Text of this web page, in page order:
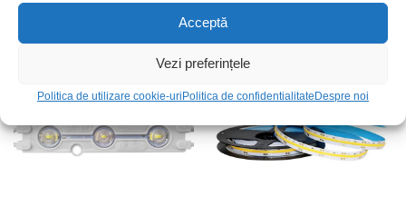
Acceptă
Vezi preferințele
Politica de utilizare cookie-uriPolitica de confidentialitateDespre noi
65,00